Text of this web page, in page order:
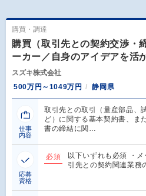
購買・調達
購買（取引先との契約交渉・
ーカー／自身のアイデアを活
スズキ株式会社
500万円～1049万円
静岡県
仕事
内容
取引先との取引（量産部品、
ど）に関する基本契約書、ま
書の締結に関…
応募
資格
必須
以下いずれも必須 ・
引先との契約関連業務